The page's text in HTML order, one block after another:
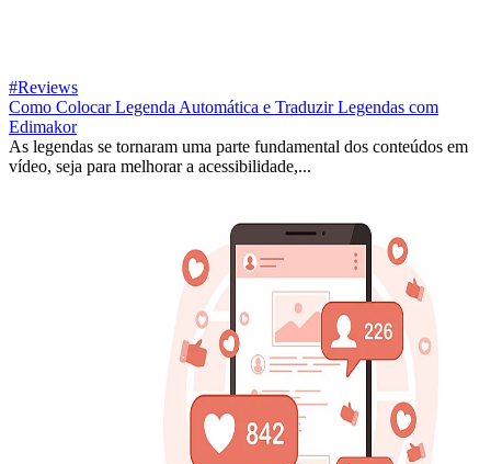
#Reviews
Como Colocar Legenda Automática e Traduzir Legendas com
Edimakor
As legendas se tornaram uma parte fundamental dos conteúdos em
vídeo, seja para melhorar a acessibilidade,...